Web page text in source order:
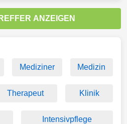
ANZEIGEN
Mediziner Medizin
Therapeut Klinik
Intensivpflege